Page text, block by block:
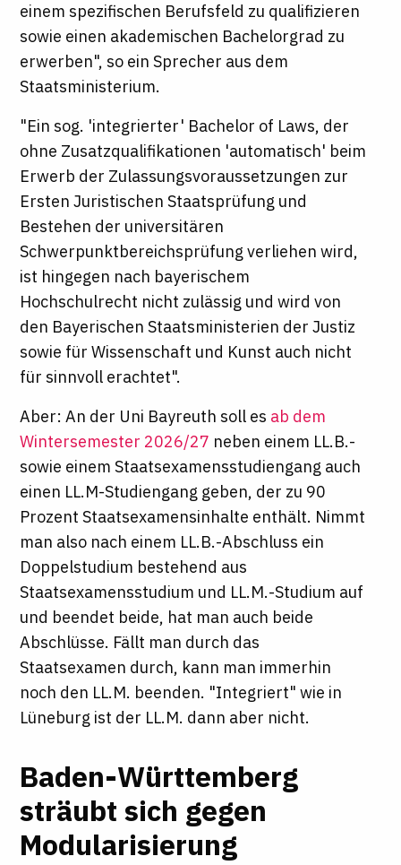
einem spezifischen Berufsfeld zu qualifizieren
sowie einen akademischen Bachelorgrad zu
erwerben", so ein Sprecher aus dem
Staatsministerium.
"Ein sog. 'integrierter' Bachelor of Laws, der
ohne Zusatzqualifikationen 'automatisch' beim
Erwerb der Zulassungsvoraussetzungen zur
Ersten Juristischen Staatsprüfung und
Bestehen der universitären
Schwerpunktbereichsprüfung verliehen wird,
ist hingegen nach bayerischem
Hochschulrecht nicht zulässig und wird von
den Bayerischen Staatsministerien der Justiz
sowie für Wissenschaft und Kunst auch nicht
für sinnvoll erachtet".
Aber: An der Uni Bayreuth soll es ab dem
Wintersemester 2026/27 neben einem LL.B.-
sowie einem Staatsexamensstudiengang auch
einen LL.M-Studiengang geben, der zu 90
Prozent Staatsexamensinhalte enthält. Nimmt
man also nach einem LL.B.-Abschluss ein
Doppelstudium bestehend aus
Staatsexamensstudium und LL.M.-Studium auf
und beendet beide, hat man auch beide
Abschlüsse. Fällt man durch das
Staatsexamen durch, kann man immerhin
noch den LL.M. beenden. "Integriert" wie in
Lüneburg ist der LL.M. dann aber nicht.
Baden-Württemberg
sträubt sich gegen
Modularisierung